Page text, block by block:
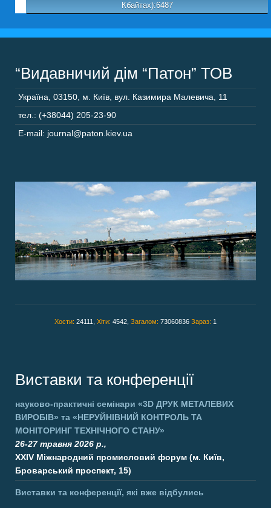
Кбайтах):6487
“Видавничий дім “Патон” ТОВ
Україна, 03150, м. Київ, вул. Казимира Малевича, 11
тел.: (+38044) 205-23-90
E-mail: journal@paton.kiev.ua
Хости: 24111, Хіти: 4542, Загалом: 73060836 Зараз: 1
Виставки та конференції
науково-практичні семінари «3D ДРУК МЕТАЛЕВИХ
ВИРОБІВ» та «НЕРУЙНІВНИЙ КОНТРОЛЬ ТА
МОНІТОРИНГ ТЕХНІЧНОГО СТАНУ»
26-27 травня 2026 р.,
XXIV Міжнародний промисловий форум (м. Київ,
Броварський проспект, 15)
Виставки та конференції, які вже відбулись